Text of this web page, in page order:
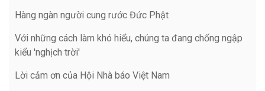
Hàng ngàn người cung rước Đức Phật
Với những cách làm khó hiểu, chúng ta đang chống ngập
kiểu 'nghịch trời'
Lời cảm ơn của Hội Nhà báo Việt Nam